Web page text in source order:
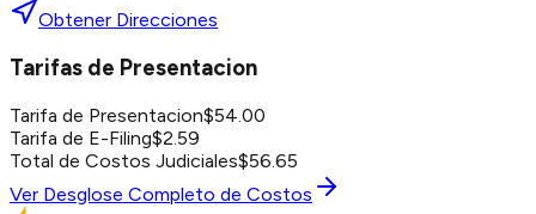
Obtener Direcciones
Tarifas de Presentacion
Tarifa de Presentacion$54.00
Tarifa de E-Filing$2.59
Total de Costos Judiciales$56.65
Ver Desglose Completo de Costos